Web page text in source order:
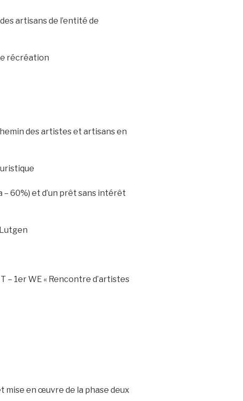
artisans de l’entité de
récréation
des artistes et artisans en
60%) et d’un prêt sans intérêt
– 1er WE « Rencontre d’artistes
mise en œuvre de la phase deux